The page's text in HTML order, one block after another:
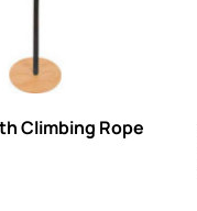
Climbing Rope